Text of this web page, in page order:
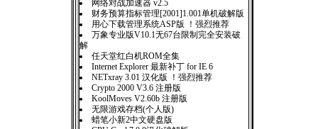
网络对战加速器 v2.5
财务预算指标管理[2001]1.001单机破解版
用心下载管理系统ASP版 ！强烈推荐
万象专业版V10.1无67台限制完全安装破
解
任天堂红白机ROM全集
Internet Explorer 最新补丁 for IE 6
NETxray 3.01 汉化版 ！强烈推荐
Crypto 2000 V3.6 注册版
KoolMoves V2.60b 注册版
无限游戏存档(个人版)
蜡笔小新2中文硬盘版